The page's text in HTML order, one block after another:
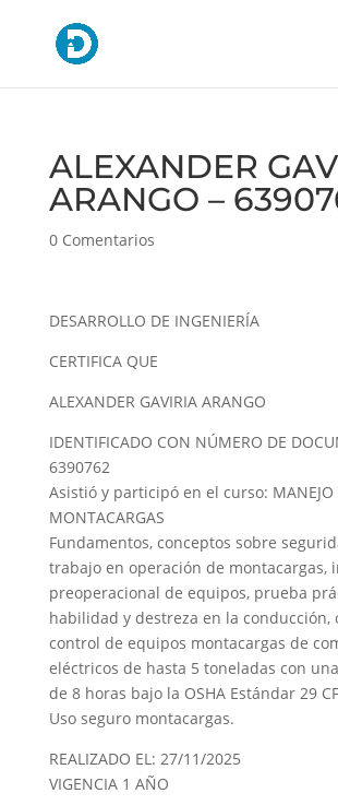
ALEXANDER
ARANGO –
0 Comentarios
DESARROLLO DE INGENIERÍA
CERTIFICA QUE
ALEXANDER GAVIRIA ARANGO
IDENTIFICADO CON NÚMERO DE
6390762
Asistió y participó en el curso: MANEJO
MONTACARGAS
Fundamentos, conceptos sobre
trabajo en operación de montacargas,
preoperacional de equipos, prueba
habilidad y destreza en la conducción,
control de equipos montacargas de
eléctricos de hasta 5 toneladas con
de 8 horas bajo la OSHA Estándar 29
Uso seguro montacargas.
REALIZADO EL: 27/11/2025
VIGENCIA 1 AÑO